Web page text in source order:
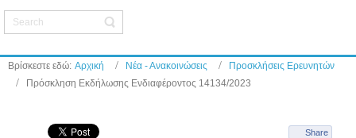
Βρίσκεστε εδώ: Αρχική Νέα - Ανακοινώσεις
Προσκλήσεις Ερευνητών
Πρόσκληση Εκδήλωσης Ενδιαφέροντος 14134/2023
Share